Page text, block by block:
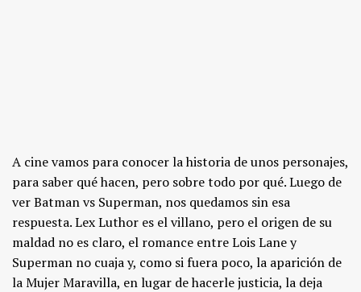
A cine vamos para conocer la historia de unos personajes,
para saber qué hacen, pero sobre todo por qué. Luego de
ver Batman vs Superman, nos quedamos sin esa
respuesta. Lex Luthor es el villano, pero el origen de su
maldad no es claro, el romance entre Lois Lane y
Superman no cuaja y, como si fuera poco, la aparición de
la Mujer Maravilla, en lugar de hacerle justicia, la deja